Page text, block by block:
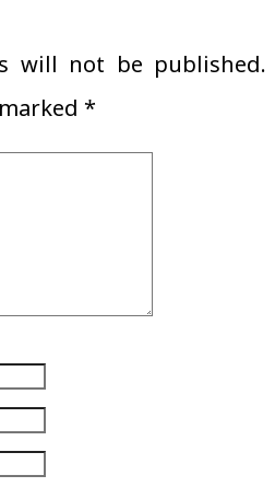
will not be published.
*